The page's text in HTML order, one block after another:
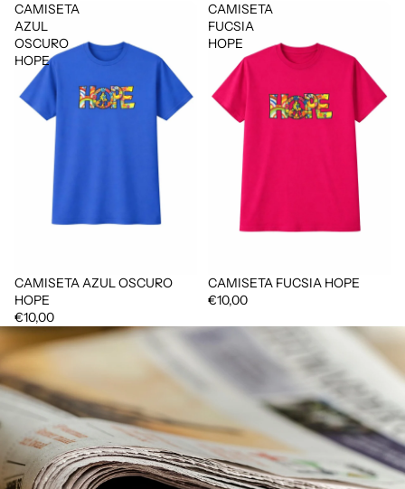
CAMISETA
AZUL
OSCURO
HOPE
CAMISETA AZUL OSCURO
HOPE
€10,00
CAMISETA
FUCSIA
HOPE
CAMISETA FUCSIA HOPE
€10,00